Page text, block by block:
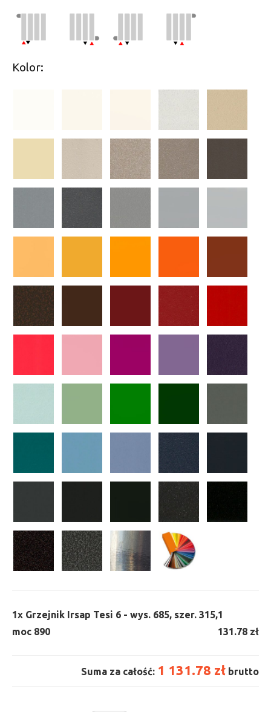
Kolor:
1x Grzejnik Irsap Tesi 6 - wys. 685, szer. 315,
moc 890
1
131.78 zł
Suma za całość: 1 131.78 zł brutto